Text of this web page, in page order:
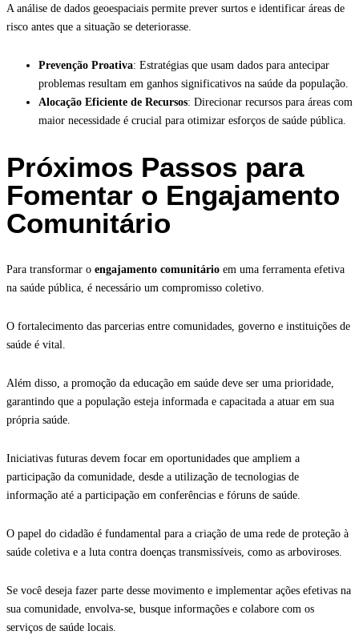
A análise de dados geoespaciais permite prever surtos e identificar áreas de
risco antes que a situação se deteriorasse.
Prevenção Proativa: Estratégias que usam dados para antecipar
problemas resultam em ganhos significativos na saúde da população.
Alocação Eficiente de Recursos: Direcionar recursos para áreas com
maior necessidade é crucial para otimizar esforços de saúde pública.
Próximos Passos para
Fomentar o Engajamento
Comunitário
Para transformar o engajamento comunitário em uma ferramenta efetiva
na saúde pública, é necessário um compromisso coletivo.
O fortalecimento das parcerias entre comunidades, governo e instituições de
saúde é vital.
Além disso, a promoção da educação em saúde deve ser uma prioridade,
garantindo que a população esteja informada e capacitada a atuar em sua
própria saúde.
Iniciativas futuras devem focar em oportunidades que ampliem a
participação da comunidade, desde a utilização de tecnologias de
informação até a participação em conferências e fóruns de saúde.
O papel do cidadão é fundamental para a criação de uma rede de proteção à
saúde coletiva e a luta contra doenças transmissíveis, como as arboviroses.
Se você deseja fazer parte desse movimento e implementar ações efetivas na
sua comunidade, envolva-se, busque informações e colabore com os
serviços de saúde locais.